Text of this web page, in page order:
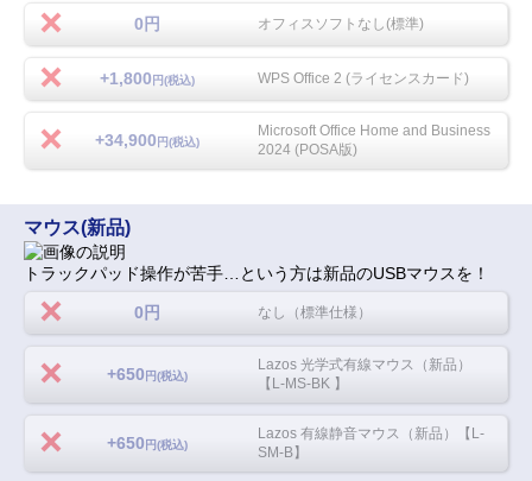
0円 オフィスソフトなし(標準)
+1,800 円(税込) WPS Office 2 (ライセンスカード)
+34,900 円(税込)
Microsoft Office Home and Business
2024 (POSA版)
マウス(新品)
トラックパッド操作が苦手…という方は新品のUSBマウスを！
0円 なし（標準仕様）
+650 円(税込)
Lazos 光学式有線マウス（新品）
【L-MS-BK 】
+650 円(税込)
Lazos 有線静音マウス（新品）【L-
SM-B】